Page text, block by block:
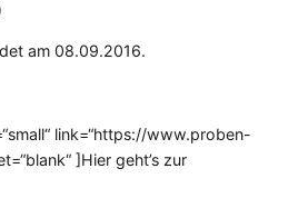
am 08.09.2016.
link=“https://www.proben-
]Hier geht’s zur